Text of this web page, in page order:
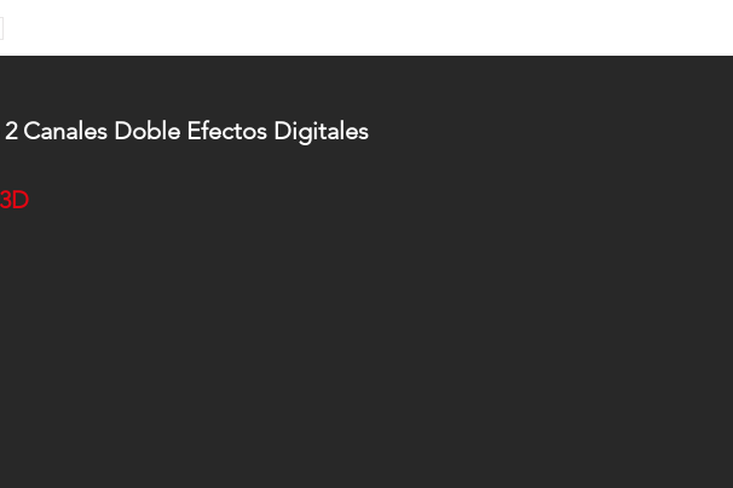
Canales Doble Efectos Digitales